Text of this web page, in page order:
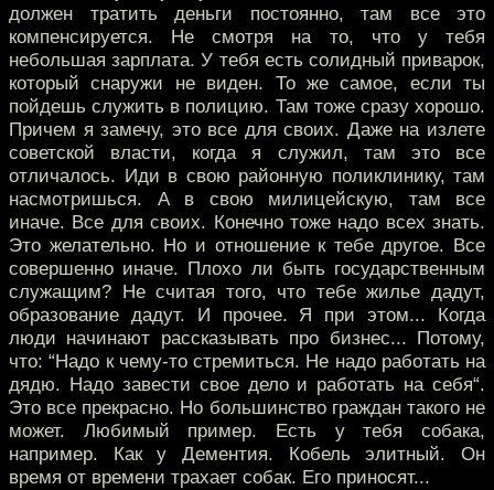
должен тратить деньги постоянно, там все это
компенсируется. Не смотря на то, что у тебя
небольшая зарплата. У тебя есть солидный приварок,
который снаружи не виден. То же самое, если ты
пойдешь служить в полицию. Там тоже сразу хорошо.
Причем я замечу, это все для своих. Даже на излете
советской власти, когда я служил, там это все
отличалось. Иди в свою районную поликлинику, там
насмотришься. А в свою милицейскую, там все
иначе. Все для своих. Конечно тоже надо всех знать.
Это желательно. Но и отношение к тебе другое. Все
совершенно иначе. Плохо ли быть государственным
служащим? Не считая того, что тебе жилье дадут,
образование дадут. И прочее. Я при этом... Когда
люди начинают рассказывать про бизнес... Потому,
что: “Надо к чему-то стремиться. Не надо работать на
дядю. Надо завести свое дело и работать на себя“.
Это все прекрасно. Но большинство граждан такого не
может. Любимый пример. Есть у тебя собака,
например. Как у Дементия. Кобель элитный. Он
время от времени трахает собак. Его приносят...